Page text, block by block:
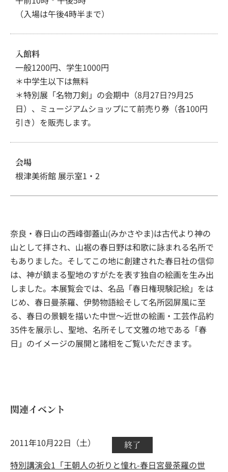
（入場は午後4時半まで）
入館料
一般1200円、学生1000円
＊中学生以下は無料
＊特別展「名物刀剣」の会期中（8月27日?9月25
日）、ミュージアムショップにて前売り券（各100円
引き）を販売します。
会場
根津美術館 展示室1・2
奈良・春日山の西峰御蓋山(みかさやま)は古代より神の
山として拝され、山裾の春日野は和歌に詠まれる名所で
もありました。そしてこの地に創建された春日社の信仰
は、神が鎮まる聖地のすがたを表す独自の絵画を生み出
しました。本展覧会では、名品「春日権現験記絵」をは
じめ、春日曼荼羅、伊勢物語絵そして名所図屏風に至
る、春日の景観を描いた中世～近世の絵画・工芸作品約
35件を展示し、聖地、名所そして文雅の地である「春
日」のイメージの展開と諸相をご覧いただきます。
関連イベント
2011年10月22日（土）
終了
特別講演会1「王朝人の祈りと憧れ-春日宮曼荼羅の世